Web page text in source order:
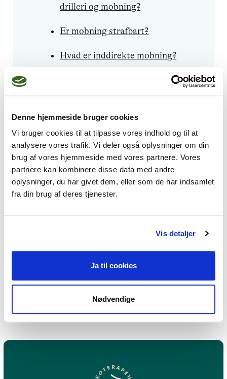
Denne hjemmeside bruger cookies
Vi bruger cookies til at tilpasse vores indhold og til at
analysere vores trafik. Vi deler også oplysninger om din
brug af vores hjemmeside med vores partnere. Vores
partnere kan kombinere disse data med andre
oplysninger, du har givet dem, eller som de har indsamlet
fra din brug af deres tjenester.
Vis detaljer
Ja til cookies
Nødvendige
drilleri og mobning?
Er mobning strafbart?
Hvad er inddirekte mobning?
Hvor udbredt er mobning i
Danmark?
Hvem er mest udsat for
mobning?
Hvad er digital mobning?